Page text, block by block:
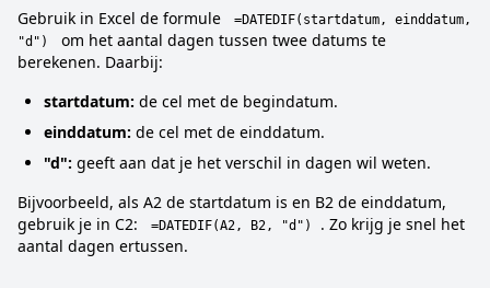
Gebruik in Excel de formule
=DATEDIF(startdatum, einddatum,
"d")
om het aantal dagen tussen twee datums te
berekenen. Daarbij:
startdatum: de cel met de begindatum.
einddatum: de cel met de einddatum.
"d": geeft aan dat je het verschil in dagen wil weten.
Bijvoorbeeld, als A2 de startdatum is en B2 de einddatum,
gebruik je in C2:
=DATEDIF(A2, B2, "d")
. Zo krijg je snel het
aantal dagen ertussen.